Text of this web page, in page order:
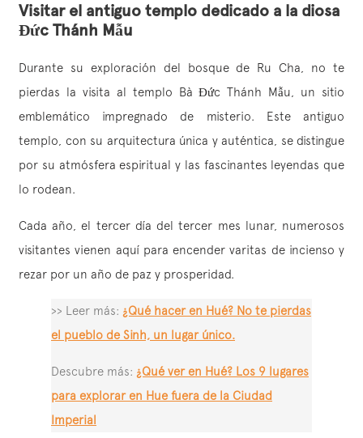
Visitar el antiguo templo dedicado a la diosa
Đức Thánh Mẫu
Durante su exploración del bosque de Ru Cha, no te
pierdas la visita al templo Bà Đức Thánh Mẫu, un sitio
emblemático impregnado de misterio. Este antiguo
templo, con su arquitectura única y auténtica, se distingue
por su atmósfera espiritual y las fascinantes leyendas que
lo rodean.
Cada año, el tercer día del tercer mes lunar, numerosos
visitantes vienen aquí para encender varitas de incienso y
rezar por un año de paz y prosperidad.
>> Leer más: ¿Qué hacer en Hué? No te pierdas
el pueblo de Sinh, un lugar único.
Descubre más: ¿Qué ver en Hué? Los 9 lugares
para explorar en Hue fuera de la Ciudad
Imperial